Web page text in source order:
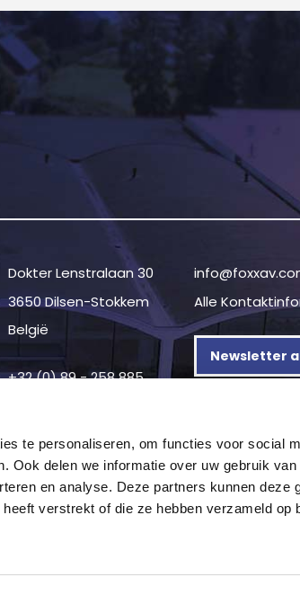
te personaliseren, om functies voor social
Ook delen we informatie over uw gebruik van
en analyse. Deze partners kunnen deze
verstrekt of die ze hebben verzameld op
Dokter Lenstralaan 30
3650 Dilsen-Stokkem
België
+32 (0) 89 - 258 885
Alle
Newsletter